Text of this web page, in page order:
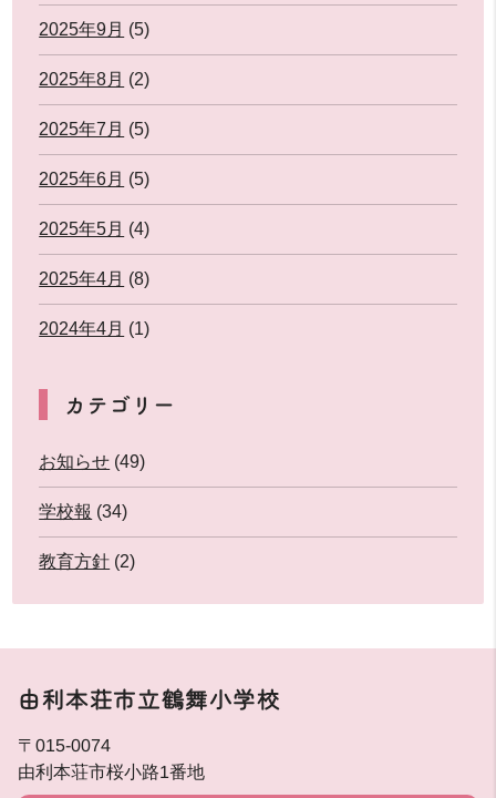
2025年9月 (5)
2025年8月 (2)
2025年7月 (5)
2025年6月 (5)
2025年5月 (4)
2025年4月 (8)
2024年4月 (1)
カテゴリー
お知らせ (49)
学校報 (34)
教育方針 (2)
由利本荘市立鶴舞小学校
〒015-0074
由利本荘市桜小路1番地